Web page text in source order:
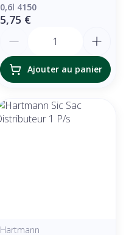
0,6l 4150
5,75 €
Ajouter au panier
Hartmann